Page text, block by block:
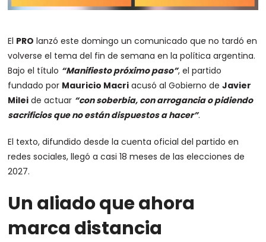
El PRO lanzó este domingo un comunicado que no tardó en
volverse el tema del fin de semana en la política argentina.
Bajo el título “Manifiesto próximo paso”, el partido
fundado por Mauricio Macri acusó al Gobierno deJavier
Milei de actuar “con soberbia, con arrogancia o pidiendo
sacrificios que no están dispuestos a hacer”.
El texto, difundido desde la cuenta oficial del partido en
redes sociales, llegó a casi 18 meses de las elecciones de
2027.
Un aliado que ahora
marca distancia